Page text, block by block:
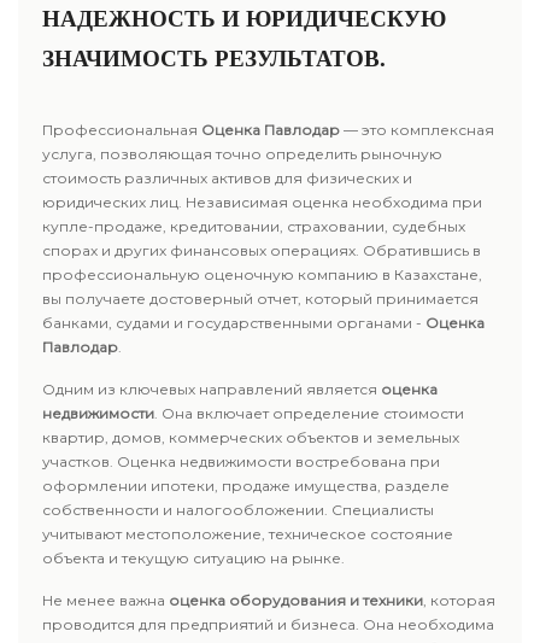
НАДЕЖНОСТЬ И ЮРИДИЧЕСКУЮ
ЗНАЧИМОСТЬ РЕЗУЛЬТАТОВ.
Профессиональная Оценка Павлодар — это комплексная
услуга, позволяющая точно определить рыночную
стоимость различных активов для физических и
юридических лиц. Независимая оценка необходима при
купле-продаже, кредитовании, страховании, судебных
спорах и других финансовых операциях. Обратившись в
профессиональную оценочную компанию в Казахстане,
вы получаете достоверный отчет, который принимается
банками, судами и государственными органами - Оценка
Павлодар.
Одним из ключевых направлений является оценка
недвижимости. Она включает определение стоимости
квартир, домов, коммерческих объектов и земельных
участков. Оценка недвижимости востребована при
оформлении ипотеки, продаже имущества, разделе
собственности и налогообложении. Специалисты
учитывают местоположение, техническое состояние
объекта и текущую ситуацию на рынке.
Не менее важна оценка оборудования и техники, которая
проводится для предприятий и бизнеса. Она необходима